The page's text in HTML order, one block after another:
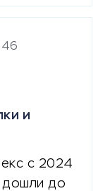
и
с 2024
дошли до